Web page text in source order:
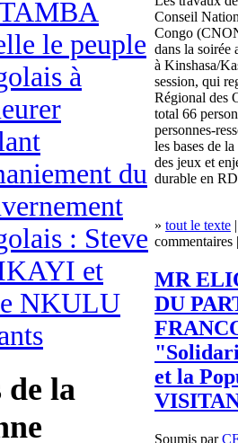
le peuple
à
du
: Steve
et
NKULU
la
Conseil
Congo
dans la soirée
à Kinshasa/
session, qui
Régional des
total 66
personnes-
les bases de
des jeux et
durable en
» tout le texte
commentaires
MR
DU
et la
Soumis par